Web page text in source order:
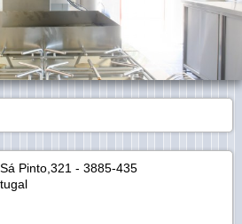
Pinto,321 - 3885-435